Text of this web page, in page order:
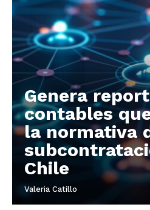
Genera
contables
la normativa
Chile
Valeria Catillo